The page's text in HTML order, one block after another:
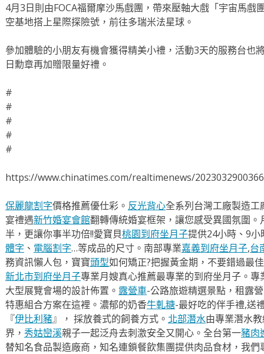
4月3日則由FOCA福爾摩沙馬戲團，帶來壓軸大戲「宇宙馬戲
空基地搭上星際探險號，前往多瑞米法星球。
參加體驗的小朋友有機會獲得精美小禮，活動3天的服務台也
日勳章再加贈限量好禮。
#
#
#
#
#
https://www.chinatimes.com/realtimenews/
保麗龍割字價格推薦優仕彩。 反光背心全系列台灣工廠製造
宴禮遇新竹婚宴會館翻轉傳統婚宴框架，讓您感受異國氛圍。
半，更讓你事半功倍!!愛寶貝桃園到府坐月子提供24小時、9
體字 、 電腦割字…等成品的尺寸。南部專業嘉義到府坐月子,台
務資訊懶人包，寶寶頭型如何矯正?把握黃金期，不要錯過最
新北市到府坐月子專業月嫂真心推薦最專業的到府坐月子。專
大型展覽會場的設計佈置。 露營車-公路旅遊精選景點，租露
特惠組合方案在這裡。濃郁的奶香牛軋糖-最好吃的伴手禮,送
『伊比利豬』， 採放養式的飼養方式。 北部潛水由專業潛水
界， 秀姑巒溪親子一起泛舟去​刺激安全又開心。全台第一豬肉
替知名食品製造廠商，知名連鎖餐飲集團提供肉品食材，我